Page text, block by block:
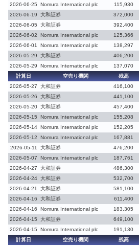
2026-06-25
Nomura International plc 115,930
2026-06-19
大和証券 372,000
2026-06-05
大和証券 392,400
2026-06-02
Nomura International plc 125,366
2026-06-01
Nomura International plc 138,297
2026-05-29
大和証券 406,200
2026-05-29
Nomura International plc 137,070
計算日
空売り機関 残高
2026-05-27
大和証券 416,100
2026-05-26
大和証券 441,100
2026-05-20 大和証券 457,400
2026-05-15
Nomura International plc 155,208
2026-05-14 Nomura International plc 152,205
2026-05-12
Nomura International plc 167,881
2026-05-11
大和証券 476,200
2026-05-07
Nomura International plc 187,761
2026-04-27
大和証券 486,300
2026-04-24 大和証券 532,700
2026-04-21
大和証券 581,100
2026-04-16
大和証券 611,400
2026-04-16
Nomura International plc 183,305
2026-04-15
大和証券 649,100
2026-04-15
Nomura International plc 191,130
計算日
空売り機関 残高